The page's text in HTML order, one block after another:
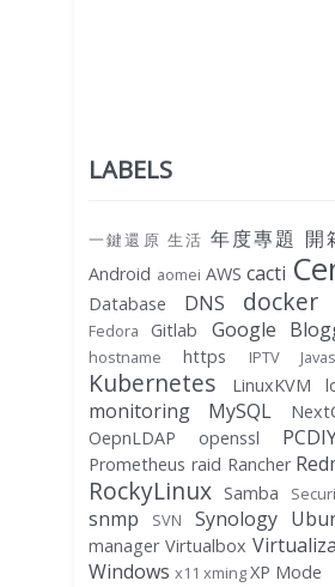
LABELS
一鍵還原 生活 年度專題 開
Android aomei AWS cacti
Database DNS docker
Fedora
Gitlab Google
hostname https IPTV
Kubernetes LinuxKVM
monitoring MySQL
OepnLDAP openssl
Prometheus raid Rancher
RockyLinux Samba
snmp SVN Synology
manager Virtualbox
Windows x11 xmingXP Mode